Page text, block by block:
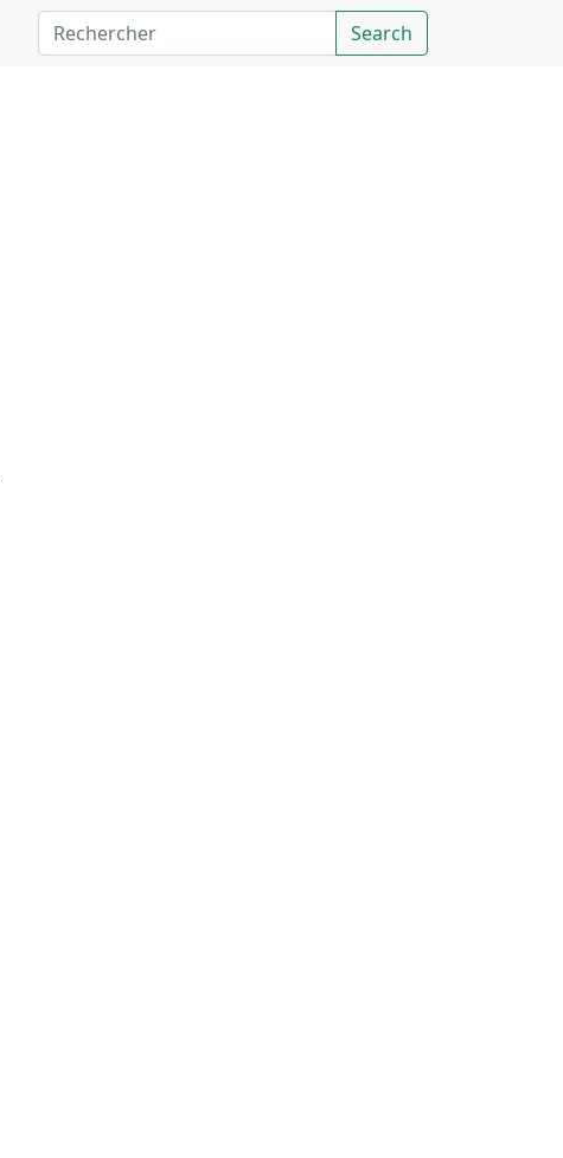
Rechercher
Search